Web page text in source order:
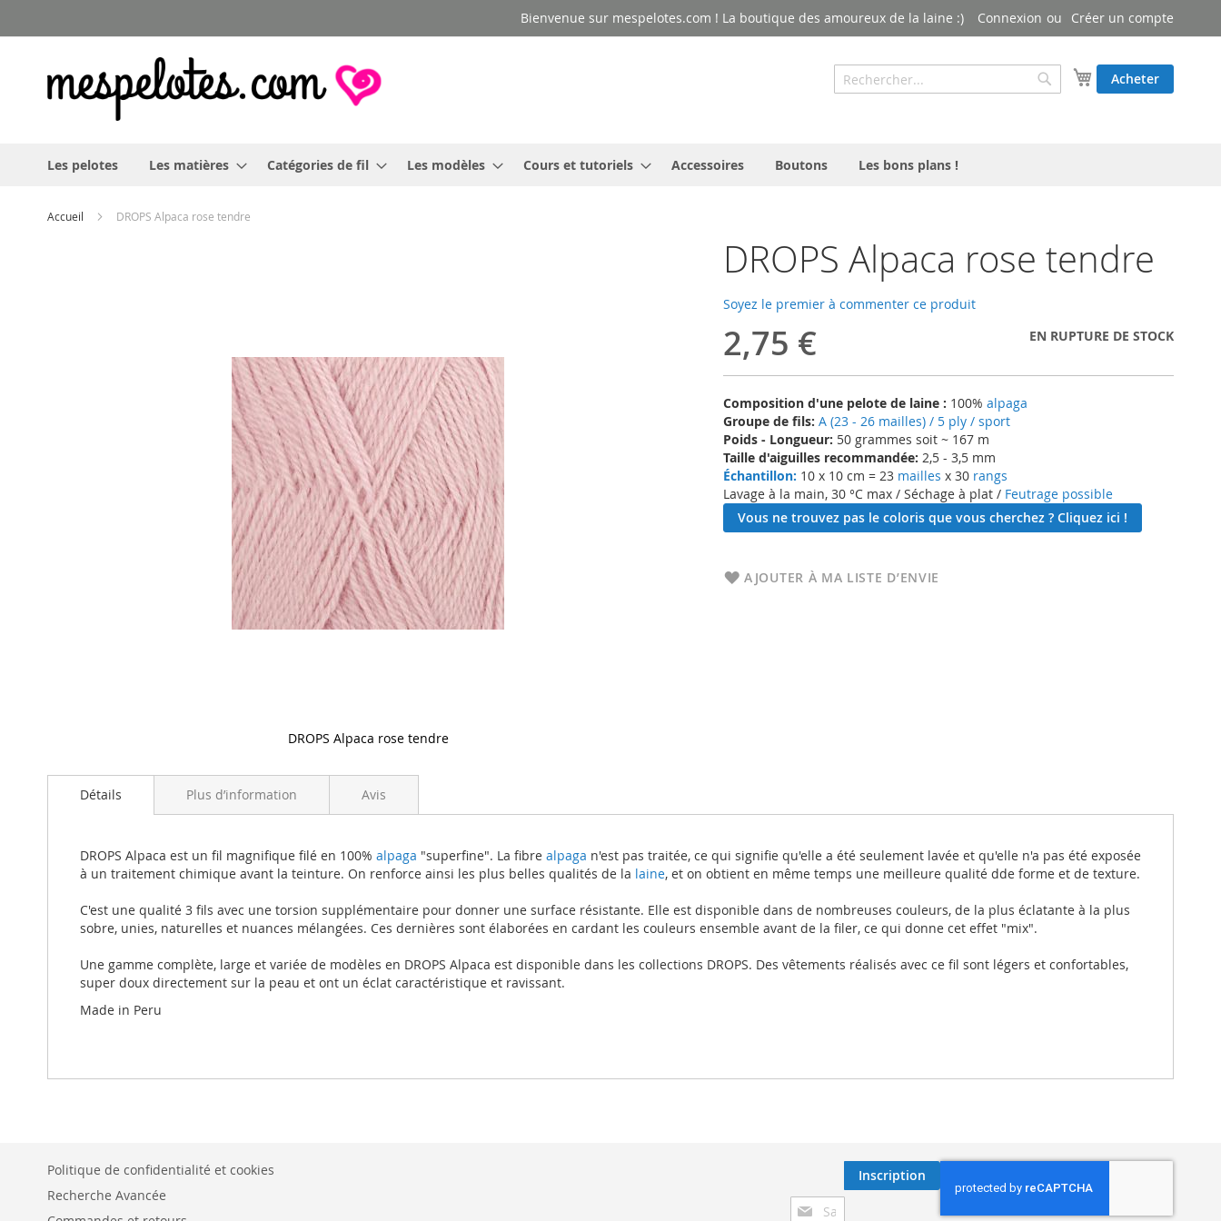
au
Bienvenue sur mespelotes.com ! La boutique des amoureux de la laine :) Connexion Créer un compte
Mon panier
Acheter
Rechercher
Rechercher
Les pelotes Les matières Catégories de fil Les modèles Cours et tutoriels Accessoires Boutons Les bons plans !
Accueil DROPS Alpaca rose tendre
DROPS Alpaca rose tendre
Soyez le premier à commenter ce produit
2,75 € EN RUPTURE DE STOCK
Composition d'une pelote de laine : 100% alpaga
Groupe de fils: A (23 - 26 mailles) / 5 ply / sport
Poids - Longueur: 50 grammes soit ~ 167 m
Taille d'aiguilles recommandée: 2,5 - 3,5 mm
Échantillon: 10 x 10 cm = 23 mailles x 30 rangs
Lavage à la main, 30 °C max / Séchage à plat / Feutrage possible
Vous ne trouvez pas le coloris que vous cherchez ? Cliquez ici !
AJOUTER À MA LISTE D’ENVIE
DROPS Alpaca rose tendre
to
images
Détails
DROPS Alpaca est un fil magnifique filé en 100% alpaga "superfine". La fibre alpaga n'est pas traitée, ce qui signifie qu'elle a été seulement lavée et qu'elle n'a pas été exposée
à un traitement chimique avant la teinture. On renforce ainsi les plus belles qualités de la laine, et on obtient en même temps une meilleure qualité dde forme et de texture.
C'est une qualité 3 fils avec une torsion supplémentaire pour donner une surface résistante. Elle est disponible dans de nombreuses couleurs, de la plus éclatante à la plus
sobre, unies, naturelles et nuances mélangées. Ces dernières sont élaborées en cardant les couleurs ensemble avant de la filer, ce qui donne cet effet "mix".
Une gamme complète, large et variée de modèles en DROPS Alpaca est disponible dans les collections DROPS. Des vêtements réalisés avec ce fil sont légers et confortables,
super doux directement sur la peau et ont un éclat caractéristique et ravissant.
Made in Peru
Plus d’information Avis
Inscription
Inscription
Politique de confidentialité et cookies
Recherche Avancée